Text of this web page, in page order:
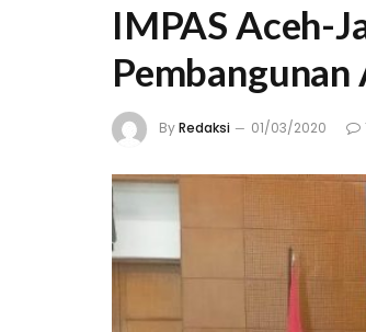
IMPAS Aceh-
Pembangunan
ByRedaksi 01/03/2020